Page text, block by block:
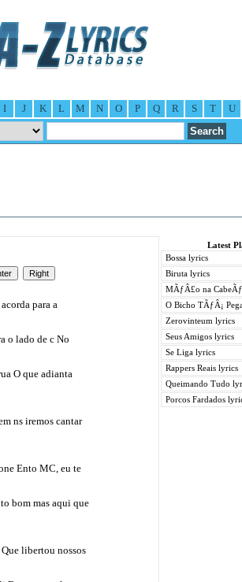
I J K L M N O P Q R S T U
para a
o lado de c No
O que adianta
ns iremos cantar
Ento MC, eu te
bom mas aqui que
libertou nossos
Latest
Bossa lyrics
Biruta lyrics
MÃƒÂ£o na
O Bicho TÃƒÂ¡
Zerovinteum lyrics
Seus Amigos lyrics
Se Liga lyrics
Rappers Reais lyrics
Queimando Tudo
Porcos Fardados